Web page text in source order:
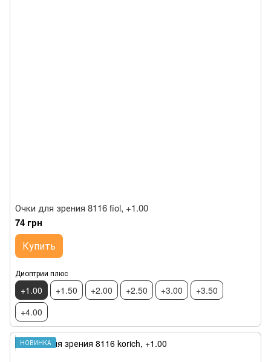
Очки для зрения 8116 fiol, +1.00
74 грн
Купить
Диоптрии плюс
+1.00 +1.50 +2.00 +2.50 +3.00
+3.50
+4.00
НОВИНКА